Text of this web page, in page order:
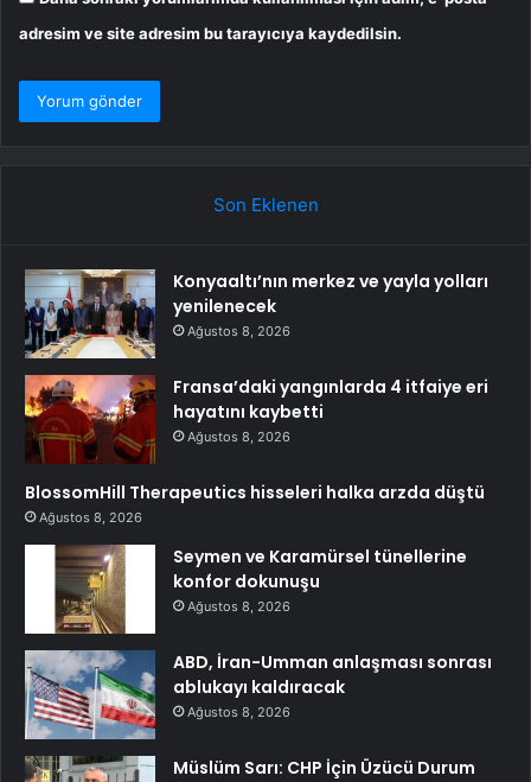
adresim ve site adresim bu tarayıcıya kaydedilsin.
Son Eklenen
Konyaaltı’nın merkez ve yayla yolları
yenilenecek
Ağustos 8, 2026
Fransa’daki yangınlarda 4 itfaiye eri
hayatını kaybetti
Ağustos 8, 2026
BlossomHill Therapeutics hisseleri halka arzda düştü
Ağustos 8, 2026
Seymen ve Karamürsel tünellerine
konfor dokunuşu
Ağustos 8, 2026
ABD, İran-Umman anlaşması sonrası
ablukayı kaldıracak
Ağustos 8, 2026
Müslüm Sarı: CHP İçin Üzücü Durum